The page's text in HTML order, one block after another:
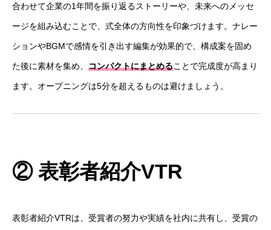
合わせて企業の1年間を振り返るストーリーや、未来へのメッセ
ージを組み込むことで、式全体の方向性を印象づけます。ナレー
ションやBGMで感情を引き出す編集が効果的で、構成案を固め
た後に素材を集め、 コンパクトにまとめることで完成度が高まり
ます。オープニングは5分を超えるものは避けましょう。
② 表彰者紹介VTR
表彰者紹介VTRは、受賞者の努力や実績を社内に共有し、受賞の